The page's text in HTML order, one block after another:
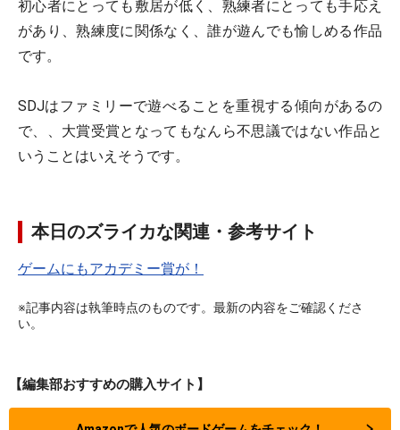
初心者にとっても敷居が低く、熟練者にとっても手応え
があり、熟練度に関係なく、誰が遊んでも愉しめる作品
です。
SDJはファミリーで遊べることを重視する傾向があるの
で、、大賞受賞となってもなんら不思議ではない作品と
いうことはいえそうです。
本日のズライカな関連・参考サイト
ゲームにもアカデミー賞が！
※記事内容は執筆時点のものです。最新の内容をご確認くださ
い。
【編集部おすすめの購入サイト】